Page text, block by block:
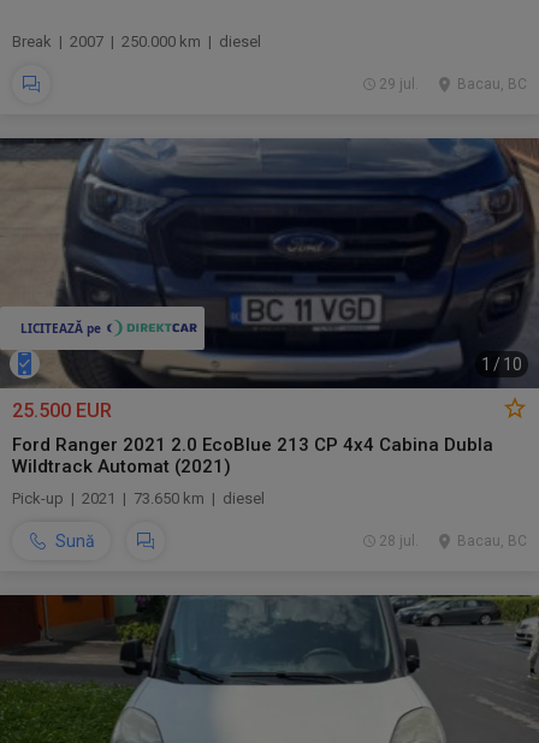
Break | 2007 | 250.000 km | diesel
Bacau, BC
29 jul.
1 / 10
25.500 EUR
Ford Ranger 2021 2.0 EcoBlue 213 CP 4x4 Cabina Dubla
Wildtrack Automat (2021)
Pick-up | 2021 | 73.650 km | diesel
Sună Bacau, BC
28 jul.